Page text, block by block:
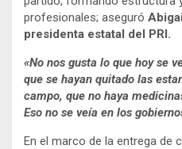
profesionales; aseguró
presidenta estatal del PRI.
«No nos gusta lo que hoy se
que se hayan quitado las
campo, que no haya
Eso no se veía en los
En el marco de la entrega de